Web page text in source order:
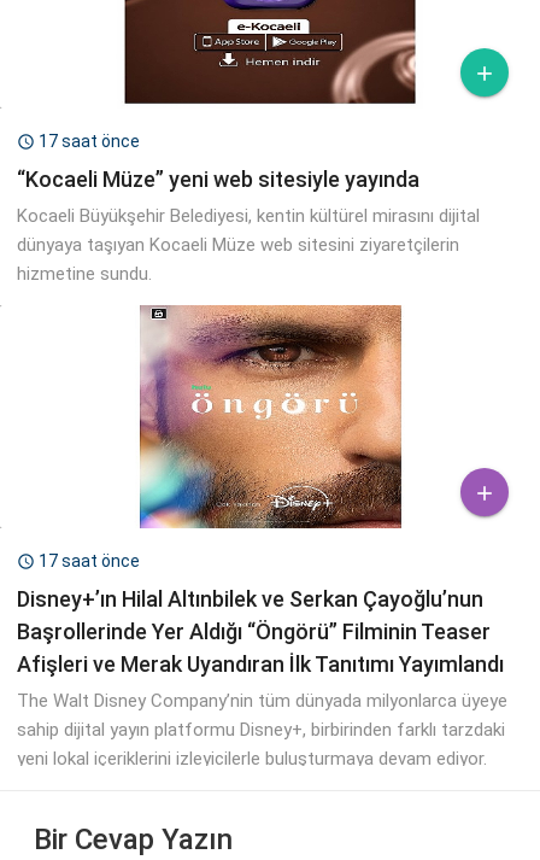

 17 saat önce
“Kocaeli Müze” yeni web sitesiyle yayında
Kocaeli Büyükşehir Belediyesi, kentin kültürel mirasını dijital
dünyaya taşıyan Kocaeli Müze web sitesini ziyaretçilerin
hizmetine sundu.

 17 saat önce
Disney+’ın Hilal Altınbilek ve Serkan Çayoğlu’nun
Başrollerinde Yer Aldığı “Öngörü” Filminin Teaser
Afişleri ve Merak Uyandıran İlk Tanıtımı Yayımlandı
The Walt Disney Company’nin tüm dünyada milyonlarca üyeye
sahip dijital yayın platformu Disney+, birbirinden farklı tarzdaki
yeni lokal içeriklerini izleyicilerle buluşturmaya devam ediyor.
Bir Cevap Yazın